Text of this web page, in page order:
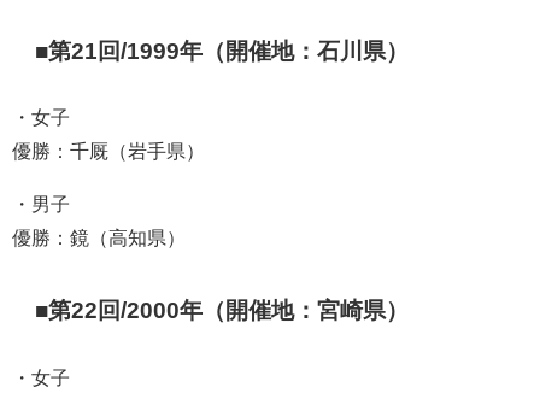
■第21回/1999年（開催地：石川県）
・女子
優勝：千厩（岩手県）
・男子
優勝：鏡（高知県）
■第22回/2000年（開催地：宮崎県）
・女子